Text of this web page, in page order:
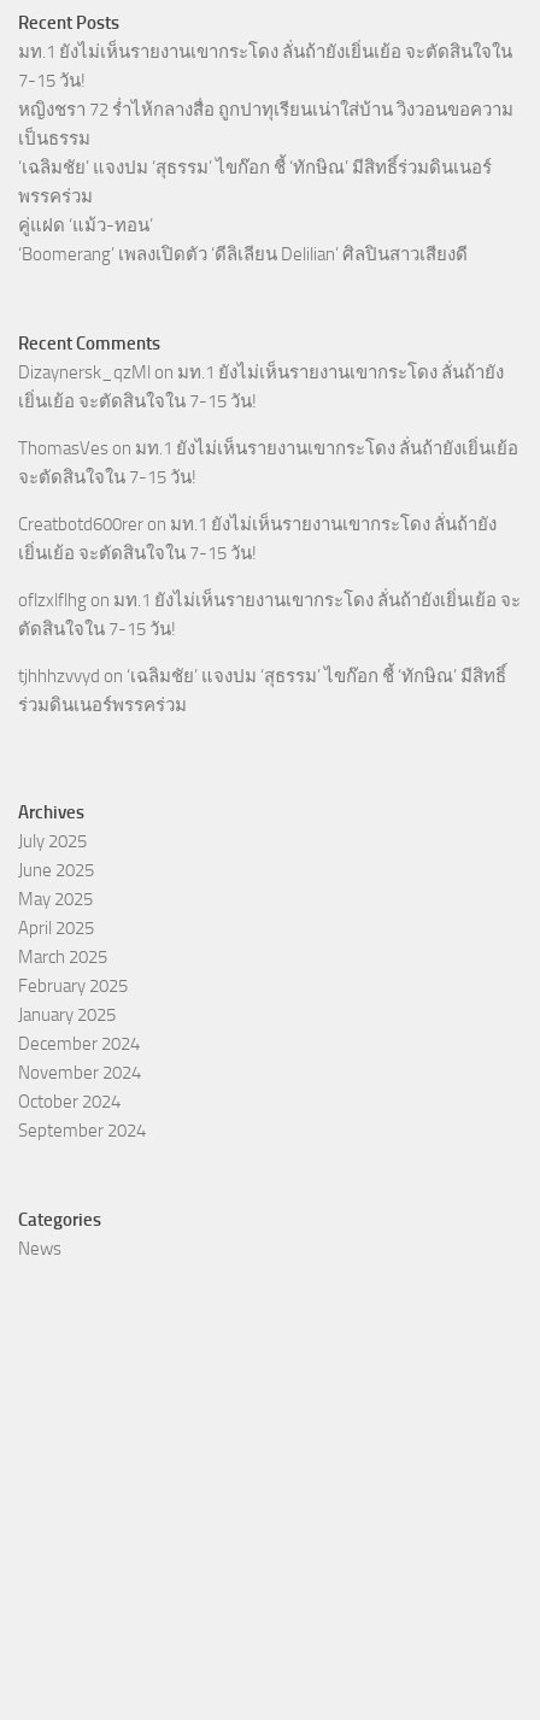
Recent Posts
มท.1 ยังไม่เห็นรายงานเขากระโดง ลั่นถ้ายังเยิ่นเย้อ จะตัดสินใจใน
7-15 วัน!
หญิงชรา 72 ร่ำไห้กลางสื่อ ถูกปาทุเรียนเน่าใส่บ้าน วิงวอนขอความ
เป็นธรรม
‘เฉลิมชัย’ แจงปม ‘สุธรรม’ ไขก๊อก ชี้ ‘ทักษิณ’ มีสิทธิ์ร่วมดินเนอร์
พรรคร่วม
คู่แฝด ‘แม้ว-ทอน’
‘Boomerang’ เพลงเปิดตัว ‘ดีลิเลียน Delilian’ ศิลปินสาวเสียงดี
Recent Comments
Dizaynersk_qzMl on มท.1 ยังไม่เห็นรายงานเขากระโดง ลั่นถ้ายัง
เยิ่นเย้อ จะตัดสินใจใน 7-15 วัน!
ThomasVes on มท.1 ยังไม่เห็นรายงานเขากระโดง ลั่นถ้ายังเยิ่นเย้อ
จะตัดสินใจใน 7-15 วัน!
Creatbotd600rer on มท.1 ยังไม่เห็นรายงานเขากระโดง ลั่นถ้ายัง
เยิ่นเย้อ จะตัดสินใจใน 7-15 วัน!
oflzxlflhg on มท.1 ยังไม่เห็นรายงานเขากระโดง ลั่นถ้ายังเยิ่นเย้อ จะ
ตัดสินใจใน 7-15 วัน!
tjhhhzvvyd on ‘เฉลิมชัย’ แจงปม ‘สุธรรม’ ไขก๊อก ชี้ ‘ทักษิณ’ มีสิทธิ์
ร่วมดินเนอร์พรรคร่วม
Archives
July 2025
June 2025
May 2025
April 2025
March 2025
February 2025
January 2025
December 2024
November 2024
October 2024
September 2024
Categories
News